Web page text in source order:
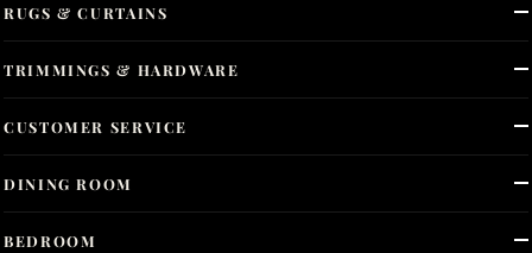
DINING ROOM
BEDROOM
RUGS & CURTAINS
TRIMMINGS & HARDWARE
CUSTOMER SERVICE